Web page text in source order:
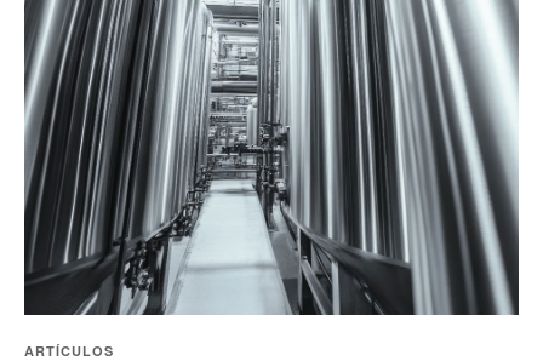
ARTÍCULOS